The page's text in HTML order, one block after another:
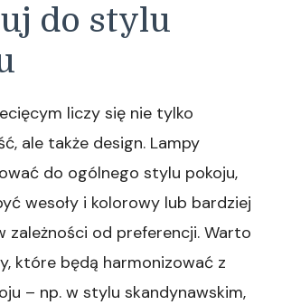
do stylu
liczy się nie tylko
ale także design. Lampy
do ogólnego stylu pokoju,
wesoły i kolorowy lub bardziej
zależności od preferencji. Warto
które będą harmonizować z
– np. w stylu skandynawskim,